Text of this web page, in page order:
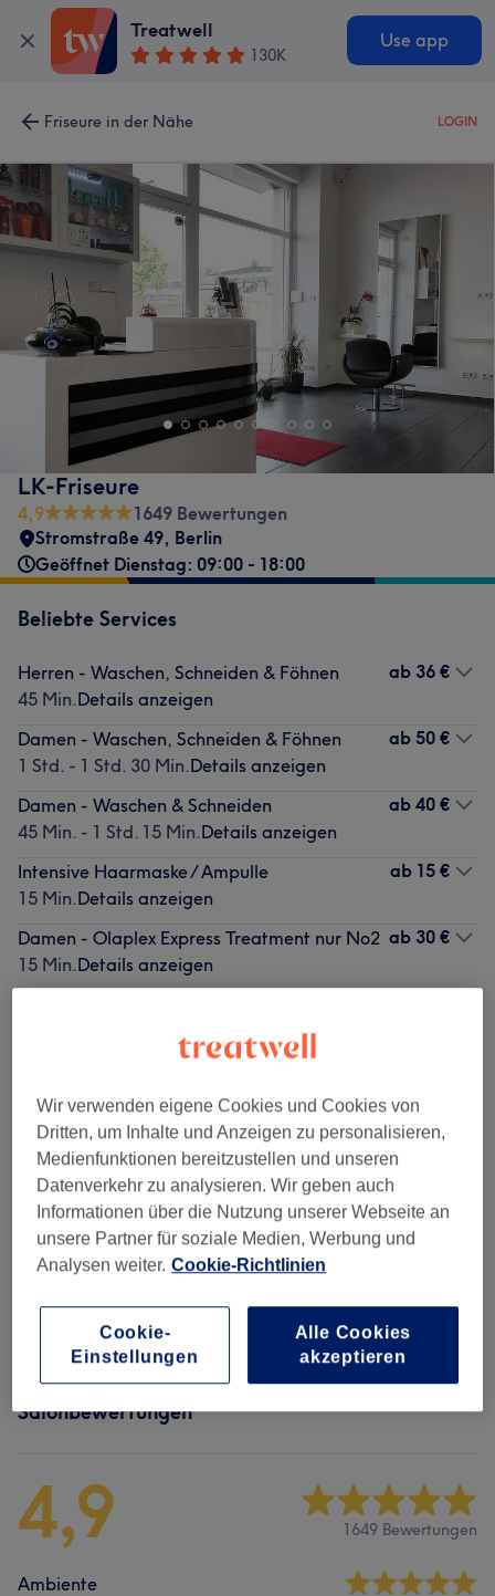
Treatwell
130K
Use app
Friseure in der Nähe LOGIN
LK-Friseure
4,9
1649 Bewertungen
Stromstraße 49, Berlin
Geöffnet Dienstag: 09:00 - 18:00
Beliebte Services
Herren - Waschen, Schneiden & Föhnen
45 Min.Details anzeigen
ab 36 €
Damen - Waschen, Schneiden & Föhnen
1 Std. - 1 Std. 30 Min.Details anzeigen
ab 50 €
Damen - Waschen & Schneiden
45 Min. - 1 Std. 15 Min.Details anzeigen
ab 40 €
Intensive Haarmaske / Ampulle
15 Min.Details anzeigen
ab 15 €
Damen - Olaplex Express Treatment nur No2
15 Min.Details anzeigen
ab 30 €
Damen - Haarschnitte & Stylings (4) ab 36 €
Damen - Coloration & Farbe (8) ab 50 €
Damen - Olaplex (2) ab 30 €
Herren - Haarschnitte & Stylings (1)
ab 15 €
Salonbewertungen
4,9 1649 Bewertungen
Ambiente
Wir verwenden eigene Cookies und Cookies von
Dritten, um Inhalte und Anzeigen zu personalisieren,
Medienfunktionen bereitzustellen und unseren
Datenverkehr zu analysieren. Wir geben auch
Informationen über die Nutzung unserer Webseite an
unsere Partner für soziale Medien, Werbung und
Analysen weiter. Cookie-Richtlinien
Cookie-
Einstellungen
Alle Cookies
akzeptieren